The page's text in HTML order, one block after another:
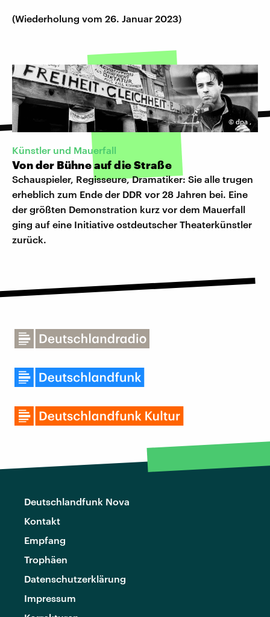
(Wiederholung vom 26. Januar 2023)
© dpa ,
Künstler und Mauerfall
Von der Bühne auf die Straße
Schauspieler, Regisseure, Dramatiker: Sie alle trugen
erheblich zum Ende der DDR vor 28 Jahren bei. Eine
der größten Demonstration kurz vor dem Mauerfall
ging auf eine Initiative ostdeutscher Theaterkünstler
zurück.
Deutschlandfunk Nova
Kontakt
Empfang
Trophäen
Datenschutzerklärung
Impressum